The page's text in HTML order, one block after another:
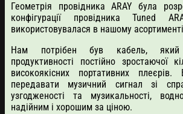
Геометрія провідника ARAY була
конфігурації провідника Tuned
використовувалася в нашому
Нам потрібен був кабель, який
продуктивності постійно зростаючої
високоякісних портативних
передавати музичний сигнал зі
узгодженості та музикальності,
надійним і хорошим за ціною.